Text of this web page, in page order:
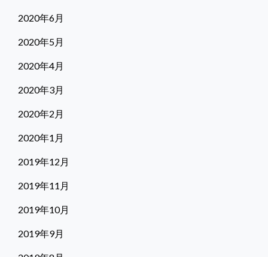
2020年6月
2020年5月
2020年4月
2020年3月
2020年2月
2020年1月
2019年12月
2019年11月
2019年10月
2019年9月